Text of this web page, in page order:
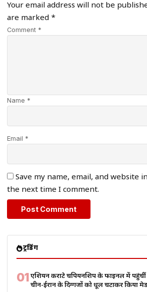
Your email address will not be
are marked *
Comment *
Name *
Email *
Save my name, email, and website
the next time I comment.
ट्रेंडिंग
01एशियन कराटे चैंपियनशिप के फाइनल में
चीन-ईरान के दिग्गजों को धूल चटाकर किया